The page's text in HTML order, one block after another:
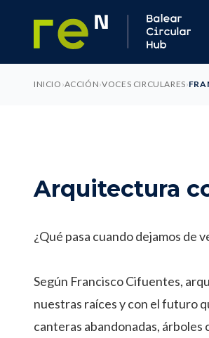
INICIO ›ACCIÓN›VOCES CIRCULARES›
Arquitectura
¿Qué pasa cuando dejamos de
Según Francisco Cifuentes,
nuestras raíces y con el futuro
canteras abandonadas,